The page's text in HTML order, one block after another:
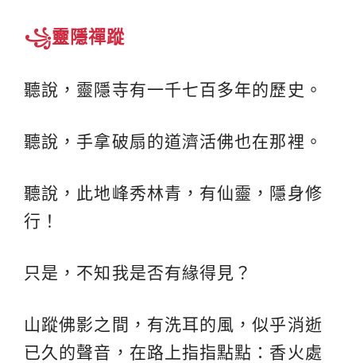
꧁靈隱禪蹤
聽說，靈隱寺有一千七百多年的歷史。
聽說，手拿破扇的道濟活佛也在那裡。
聽說，此地峰秀林青，有仙靈，隱身修
行！
只是，不知我是否有緣得見？
山蹤佛影之間，有洗耳的風，似乎消逝
已久的聲音，在路上指指點點：香火處